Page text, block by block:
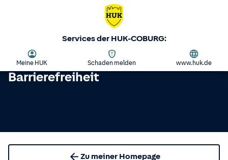
Services der HUK-COBURG:
Meine HUK Schaden melden www.huk.de
Barrierefreiheit
Zu meiner Homepage